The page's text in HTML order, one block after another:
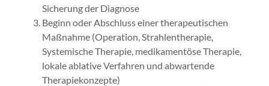
Sicherung der Diagnose
Beginn oder Abschluss einer therapeutischen
Maßnahme (Operation, Strahlentherapie,
Systemische Therapie, medikamentöse Therapie,
lokale ablative Verfahren und abwartende
Therapiekonzepte)